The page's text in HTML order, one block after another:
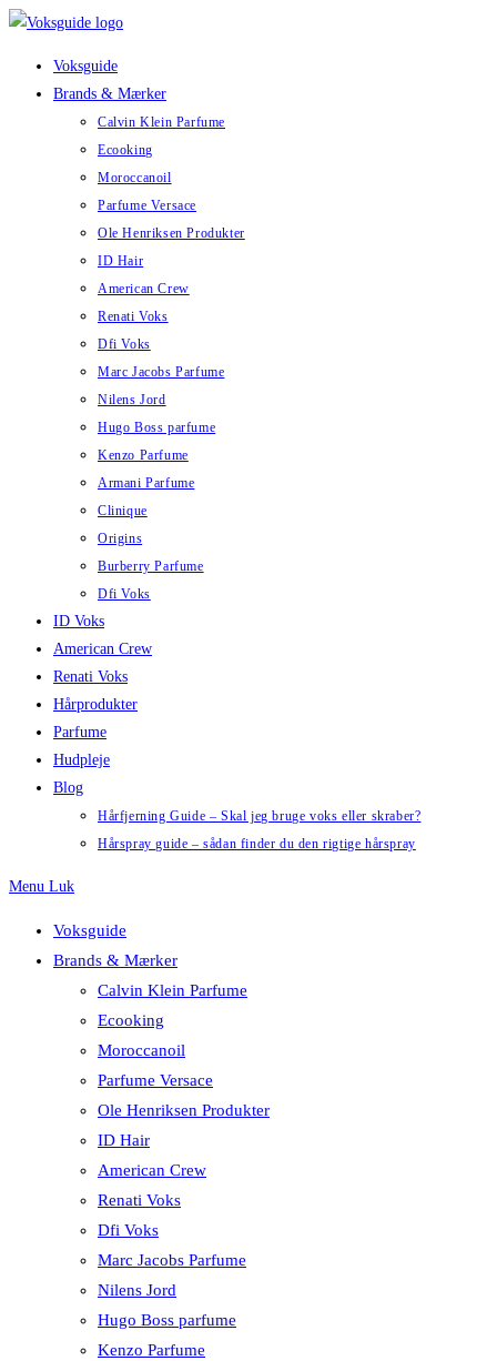
Skip
Voksguide
Brands & Mærker
Calvin Klein Parfume
Ecooking
Moroccanoil
Parfume Versace
Ole Henriksen Produkter
ID Hair
American Crew
Renati Voks
Dfi Voks
Marc Jacobs Parfume
Nilens Jord
Hugo Boss parfume
Kenzo Parfume
Armani Parfume
Clinique
Origins
Burberry Parfume
Dfi Voks
ID Voks
American Crew
Renati Voks
Hårprodukter
Parfume
Hudpleje
Blog
Hårfjerning Guide – Skal jeg bruge voks eller skraber?
Hårspray guide – sådan finder du den rigtige hårspray
Menu Luk
Voksguide
Brands & Mærker
Calvin Klein Parfume
Ecooking
Moroccanoil
Parfume Versace
Ole Henriksen Produkter
ID Hair
American Crew
Renati Voks
Dfi Voks
Marc Jacobs Parfume
Nilens Jord
Hugo Boss parfume
Kenzo Parfume